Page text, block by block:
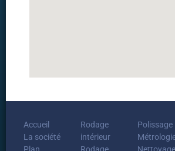
Accueil
La société
Rodage
intérieur
Polissage